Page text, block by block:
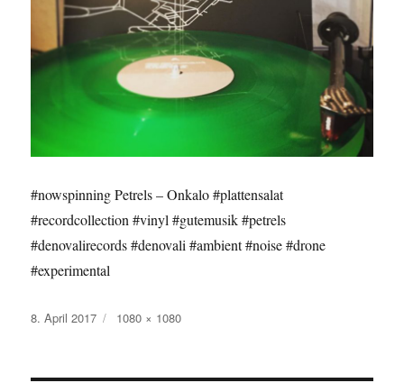
#nowspinning Petrels – Onkalo #plattensalat
#recordcollection #vinyl #gutemusik #petrels
#denovalirecords #denovali #ambient #noise #drone
#experimental
Veröffentlicht
8. April 2017 Originalgröße
1080 × 1080